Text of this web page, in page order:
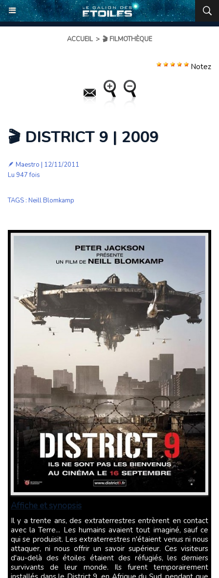
ACCUEIL > 🎬 FILMOTHÈQUE
Notez
🎬 DISTRICT 9 | 2009
🪶 Maestro | 12/11/2011
Lu 947 fois
TAGS : Neill Blomkamp
Affiche et synopsis
Il y a trente ans, des extraterrestres entrèrent en contact
avec la Terre... Les humains avaient tout imaginé, sauf ce
qui se produisit. Les extraterrestres n'étaient venus ni nous
attaquer, ni nous offrir un savoir supérieur. Ces visiteurs
d'au-delà des étoiles étaient des réfugiés, les derniers
survivants de leur monde. Ils furent temporairement